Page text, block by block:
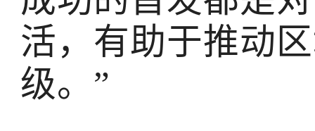
活，有助于推动
级。”